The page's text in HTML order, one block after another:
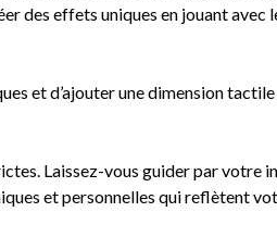
des effets uniques en jouant avec
et d’ajouter une dimension
Laissez-vous guider par votre
et personnelles qui reflètent